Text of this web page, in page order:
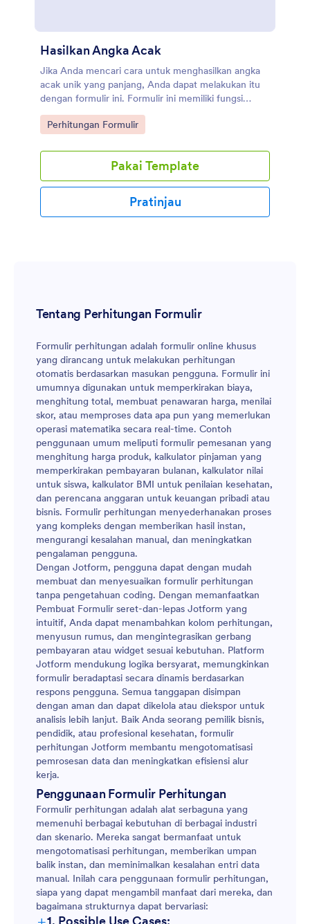
Hasilkan Angka Acak
Jika Anda mencari cara untuk menghasilkan angka
acak unik yang panjang, Anda dapat melakukan itu
dengan formulir ini. Formulir ini memiliki fungsi
matematika yang menghasilkan angka acak setiap
kali formulir dimuat ulang. Anda juga dapat
lebih unik dan panjang.
Go to Category:
Perhitungan Formulir
Pakai Template
Pratinjau
Tentang Perhitungan Formulir
Formulir perhitungan adalah formulir online khusus
yang dirancang untuk melakukan perhitungan
otomatis berdasarkan masukan pengguna. Formulir ini
umumnya digunakan untuk memperkirakan biaya,
menghitung total, membuat penawaran harga, menilai
skor, atau memproses data apa pun yang memerlukan
operasi matematika secara real-time. Contoh
penggunaan umum meliputi formulir pemesanan yang
menghitung harga produk, kalkulator pinjaman yang
memperkirakan pembayaran bulanan, kalkulator nilai
untuk siswa, kalkulator BMI untuk penilaian kesehatan,
dan perencana anggaran untuk keuangan pribadi atau
bisnis. Formulir perhitungan menyederhanakan proses
yang kompleks dengan memberikan hasil instan,
mengurangi kesalahan manual, dan meningkatkan
pengalaman pengguna.
Dengan Jotform, pengguna dapat dengan mudah
membuat dan menyesuaikan formulir perhitungan
tanpa pengetahuan coding. Dengan memanfaatkan
Pembuat Formulir seret-dan-lepas Jotform yang
intuitif, Anda dapat menambahkan kolom perhitungan,
menyusun rumus, dan mengintegrasikan gerbang
pembayaran atau widget sesuai kebutuhan. Platform
Jotform mendukung logika bersyarat, memungkinkan
formulir beradaptasi secara dinamis berdasarkan
respons pengguna. Semua tanggapan disimpan
dengan aman dan dapat dikelola atau diekspor untuk
analisis lebih lanjut. Baik Anda seorang pemilik bisnis,
pendidik, atau profesional kesehatan, formulir
perhitungan Jotform membantu mengotomatisasi
pemrosesan data dan meningkatkan efisiensi alur
kerja.
Penggunaan Formulir Perhitungan
Formulir perhitungan adalah alat serbaguna yang
memenuhi berbagai kebutuhan di berbagai industri
dan skenario. Mereka sangat bermanfaat untuk
mengotomatisasi perhitungan, memberikan umpan
balik instan, dan meminimalkan kesalahan entri data
manual. Inilah cara penggunaan formulir perhitungan,
siapa yang dapat mengambil manfaat dari mereka, dan
bagaimana strukturnya dapat bervariasi: